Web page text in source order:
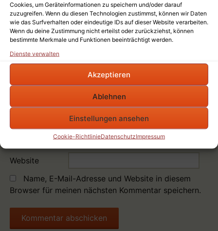
Cookies, um Geräteinformationen zu speichern und/oder darauf
zuzugreifen. Wenn du diesen Technologien zustimmst, können wir Daten
wie das Surfverhalten oder eindeutige IDs auf dieser Website verarbeiten.
Wenn du deine Zustimmung nicht erteilst oder zurückziehst, können
bestimmte Merkmale und Funktionen beeinträchtigt werden.
Dienste verwalten
Akzeptieren
Ablehnen
Einstellungen ansehen
Cookie-RichtlinieDatenschutzImpressum
Deine E-Mail-Adresse wird nicht veröffentlicht.
Erforderliche Felder sind mit*markiert
Kommentar*
Name*
E-Mail-Adresse
Website
Name, E-Mail-Adresse und Website in diesem
Browser für meinen nächsten Kommentar speichern.